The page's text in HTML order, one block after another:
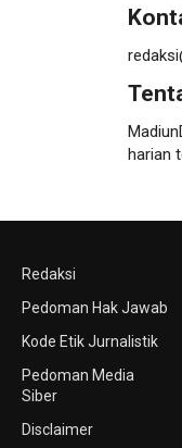
harian
Redaksi
Pedoman Hak Jawab
Kode Etik Jurnalistik
Pedoman Media
Siber
Disclaimer